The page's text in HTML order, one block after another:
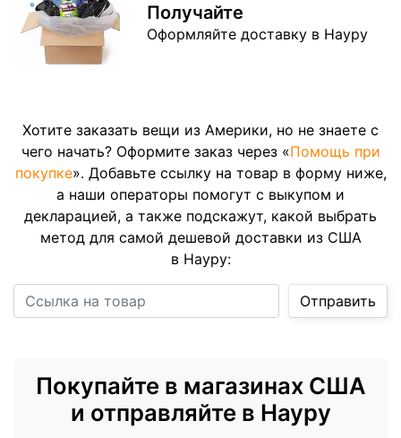
Получайте
Оформляйте доставку в Науру
Хотите заказать вещи из Америки, но не знаете с
чего начать? Оформите заказ через «Помощь при
покупке». Добавьте ссылку на товар в форму ниже,
а наши операторы помогут с выкупом и
декларацией, а также подскажут, какой выбрать
метод для самой дешевой доставки из США
в Науру:
Отправить
Покупайте в магазинах США
и отправляйте в Науру